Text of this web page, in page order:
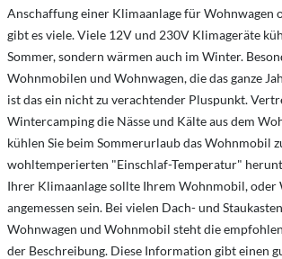
Anschaffung einer Klimaanlage für Wohnwagen
gibt es viele. Viele 12V und 230V Klimageräte
Sommer, sondern wärmen auch im Winter.
Wohnmobilen und Wohnwagen, die das ganze
ist das ein nicht zu verachtender Pluspunkt.
Wintercamping die Nässe und Kälte aus dem
kühlen Sie beim Sommerurlaub das Wohnmobil
wohltemperierten "Einschlaf-Temperatur"
Ihrer Klimaanlage sollte Ihrem Wohnmobil, oder
angemessen sein. Bei vielen Dach- und
Wohnwagen und Wohnmobil steht die
der Beschreibung. Diese Information gibt einen